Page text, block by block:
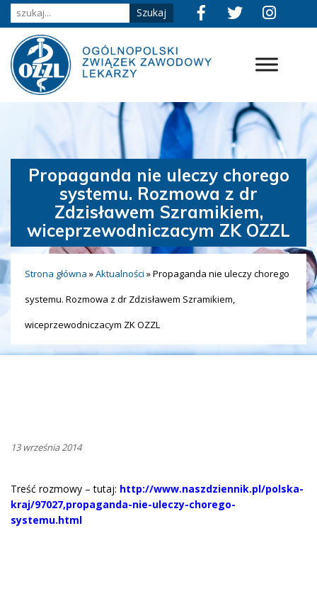
Propaganda nie uleczy chorego
systemu. Rozmowa z dr
Zdzisławem Szramikiem,
wiceprzewodniczacym ZK OZZL
Strona główna »Aktualności »Propaganda nie uleczy chorego
systemu. Rozmowa z dr Zdzisławem Szramikiem,
wiceprzewodniczacym ZK OZZL
13 września 2014
Treść rozmowy – tutaj: http://www.naszdziennik.pl/polska-
kraj/97027,propaganda-nie-uleczy-chorego-
systemu.html